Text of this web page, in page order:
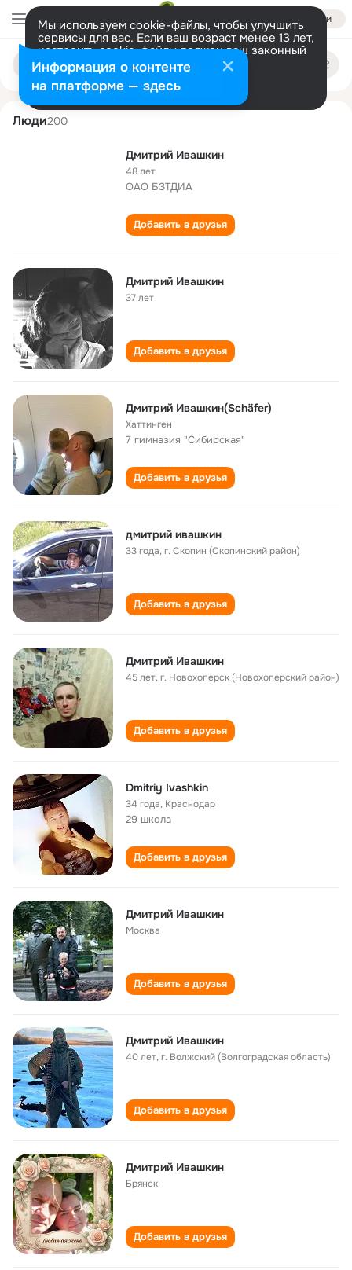
Войти
Мы используем cookie-файлы, чтобы улучшить
сервисы для вас. Если ваш возраст менее 13 лет,
настроить cookie-файлы должен ваш законный
представитель. Больше информации
Разрешить все Настроить
Поиск
людям
dmitriy ivashkin
Люди200
Дмитрий Ивашкин
48 лет
ОАО БЗТДИА
Добавить в друзья
Дмитрий Ивашкин
37 лет
Добавить в друзья
Дмитрий Ивашкин(Schäfer)
Хаттинген
7 гимназия "Сибирская"
Добавить в друзья
дмитрий ивашкин
33 года,г. Скопин (Скопинский район)
Добавить в друзья
Дмитрий Ивашкин
45 лет,г. Новохоперск (Новохоперский район)
Добавить в друзья
Dmitriy Ivashkin
34 года, Краснодар
29 школа
Добавить в друзья
Дмитрий Ивашкин
Москва
Добавить в друзья
Дмитрий Ивашкин
40 лет,г. Волжский (Волгоградская область)
Добавить в друзья
Дмитрий Ивашкин
Брянск
Добавить в друзья
Информация о контенте
на платформе — здесь